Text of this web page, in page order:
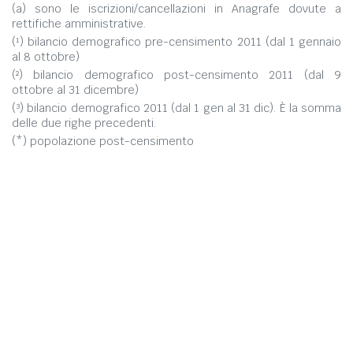
(a) sono le iscrizioni/cancellazioni in Anagrafe dovute a
rettifiche amministrative.
(¹) bilancio demografico pre-censimento 2011 (dal 1 gennaio
al 8 ottobre)
(²) bilancio demografico post-censimento 2011 (dal 9
ottobre al 31 dicembre)
(³) bilancio demografico 2011 (dal 1 gen al 31 dic). È la somma
delle due righe precedenti.
(*) popolazione post-censimento